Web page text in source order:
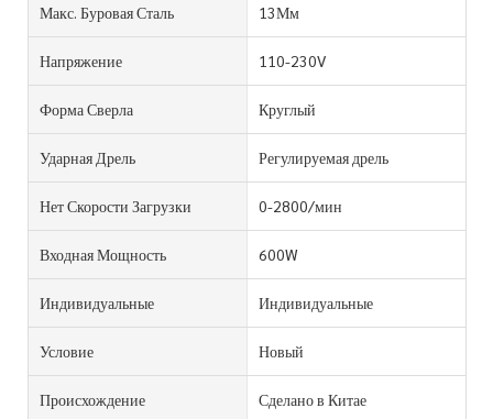
Макс. Буровая Сталь 13Мм
Напряжение 110-230V
Форма Сверла Круглый
Ударная Дрель Регулируемая дрель
Нет Скорости Загрузки 0-2800/мин
Входная Мощность 600W
Индивидуальные Индивидуальные
Условие Новый
Происхождение Сделано в Китае